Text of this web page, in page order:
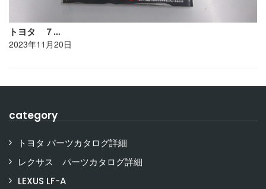
トヨタ ７…
2023年11月20日
category
トヨタ パーツカタログ詳細
レクサス パーツカタログ詳細
LEXUS LF-A